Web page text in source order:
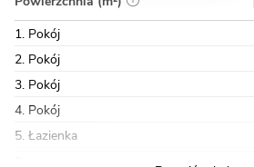
1. Pokój
2. Pokój
3. Pokój
4. Pokój
5. Łazienka